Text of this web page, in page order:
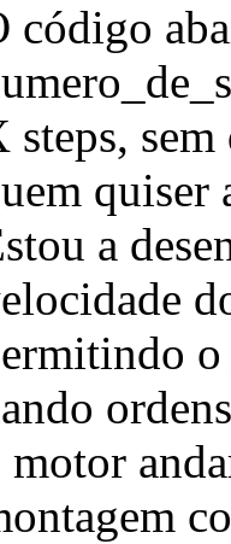
código
steps,
quiser
a
motor